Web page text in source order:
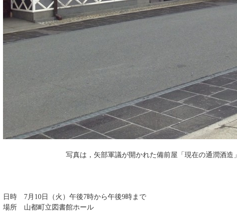
写真は，矢部軍議が開かれた備前屋「現在の通潤酒造」
日時 7月10日（火）午後7時から午後9時まで
場所 山都町立図書館ホール